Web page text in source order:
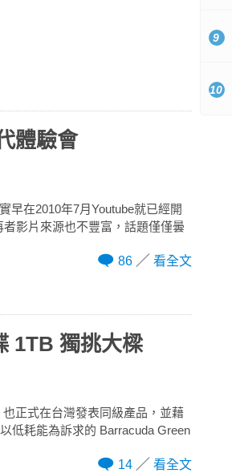
體驗會
早在2010年7月Youtube就已經開
影片來源也不豐富，話題僅僅曇
86
看全文
1TB 獨挑大樑
正式在台灣發表同級產品，並藉
低耗能為訴求的 Barracuda Green
14
看全文
9
10